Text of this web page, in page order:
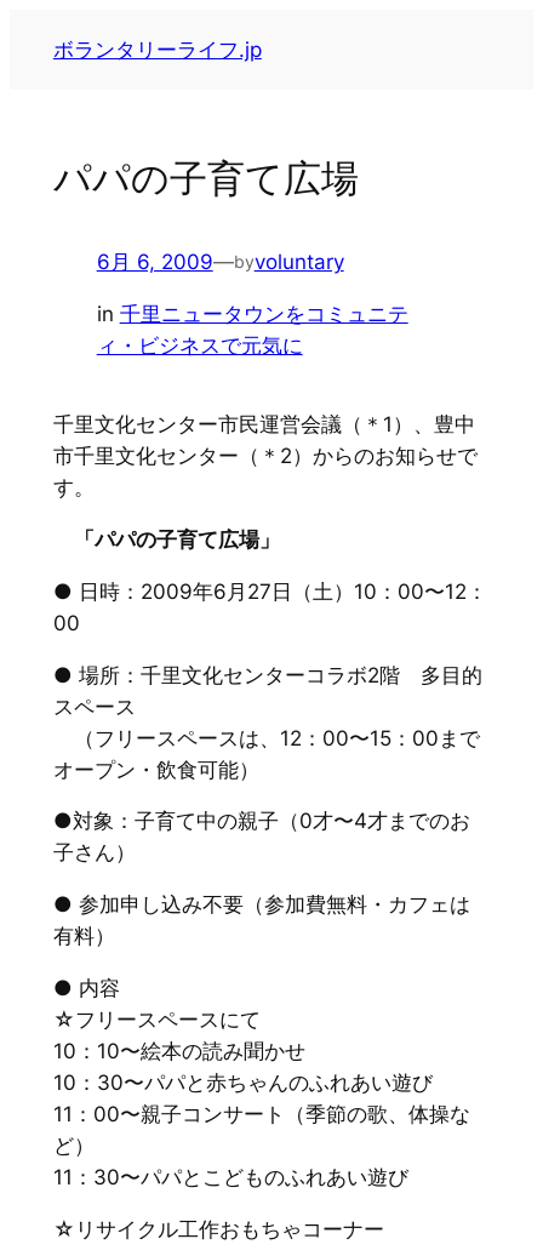
ボランタリーライフ.jp
パパの子育て広場
6月 6, 2009—byvoluntary
in 千里ニュータウンをコミュニテ
ィ・ビジネスで元気に
千里文化センター市民運営会議（＊1）、豊中
市千里文化センター（＊2）からのお知らせで
す。
「パパの子育て広場」
● 日時：2009年6月27日（土）10：00〜12：
00
● 場所：千里文化センターコラボ2階 多目的
スペース
（フリースペースは、12：00〜15：00まで
オープン・飲食可能）
●対象：子育て中の親子（0才〜4才までのお
子さん）
● 参加申し込み不要（参加費無料・カフェは
有料）
● 内容
☆フリースペースにて
10：10〜絵本の読み聞かせ
10：30〜パパと赤ちゃんのふれあい遊び
11：00〜親子コンサート（季節の歌、体操な
ど）
11：30〜パパとこどものふれあい遊び
☆リサイクル工作おもちゃコーナー